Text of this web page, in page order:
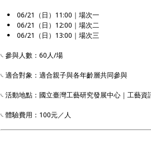
06/21（日）11:00｜場次一
06/21（日）12:00｜場次二
06/21（日）13:00｜場次三
𓏹 參與人數：60人/場
𓏹 適合對象：適合親子與各年齡層共同參與
𓏹 活動地點：國立臺灣工藝研究發展中心｜工藝資
𓏹 體驗費用：100元／人